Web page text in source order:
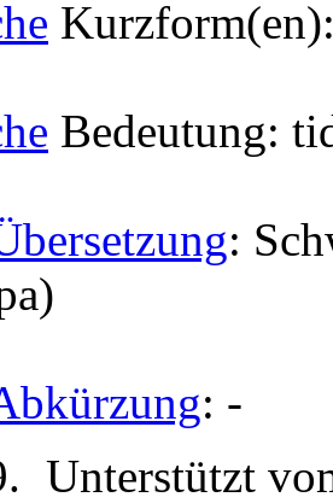
Bedeutung:
:
: -
Unterstützt